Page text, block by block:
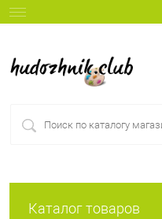
Каталог товаров